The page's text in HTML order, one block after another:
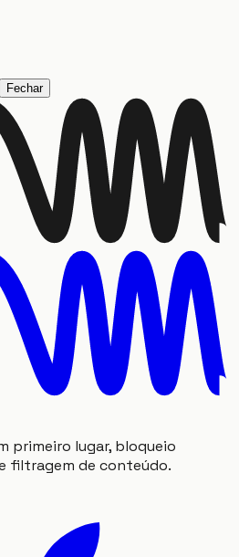
Fechar
primeiro lugar, bloqueio
filtragem de conteúdo.